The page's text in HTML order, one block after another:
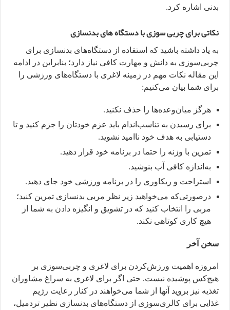
بدنی اشاره کرد.
نکاتی برای چربی سوزی با دستگاه‌ های بدنسازی
به یاد داشته باشید که استفاده از دستگاه‌های بدنسازی برای
چربی‌سوزی به دانش و مهارت کافی نیاز دارد؛ بنابراین در ادامه
این مقاله نکات مهم در زمینه لاغری با دستگاه‌های ورزشی را
برای شما بیان می‌کنیم:
هرگز میان‌وعده‌ها را حذف نکنید.
برای رسیدن به تناسب‌اندام باید عزم خودتان را جزم کنید و تا
دستیابی به هدف خود ناامید نشوید.
تمرین با وزنه را حتما در برنامه خود قرار دهید.
به‌اندازه کافی آب بنوشید.
استراحت و ریکاوری را در برنامه ورزشی خود جای دهید.
درصورتی‌که می‌خواهید زیر نظر مربی بدنسازی تمرین کنید؛
مربی را انتخاب کنید که در تشویق و انگیزه دادن به شما از
هیچ کاری کوتاهی نکند.
سخن آخر
امروزه اهمیت ورزش‌کردن برای لاغری و چربی‌سوزی بر
هیچ‌کس پوشیده نیست. حتی اگر برای لاغری به سراغ مشاوران
تغذیه نیز بروید آنها از شما می‌خواهند در کنار رعایت رژیم
غذایی برای کالری‌سوزی از دستگاه‌های بدنسازی نظیر تردمیل،